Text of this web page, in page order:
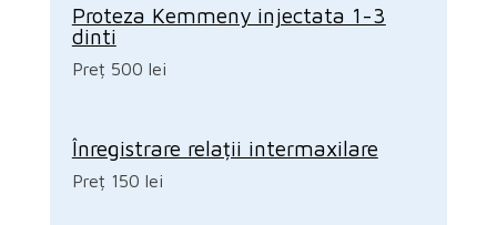
Proteza Kemmeny injectata 1-3
dinti
Preț 500 lei
Înregistrare relații intermaxilare
Preț 150 lei